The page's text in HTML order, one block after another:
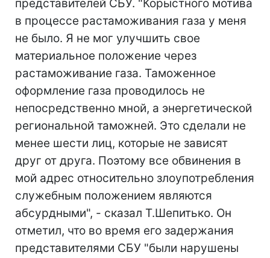
представителей СБУ. "Корыстного мотива
в процессе растаможивания газа у меня
не было. Я не мог улучшить свое
материальное положение через
растаможивание газа. Таможенное
оформление газа проводилось не
непосредственно мной, а энергетической
региональной таможней. Это сделали не
менее шести лиц, которые не зависят
друг от друга. Поэтому все обвинения в
мой адрес относительно злоупотребления
служебным положением являются
абсурдными", - сказал Т.Шепитько. Он
отметил, что во время его задержания
представителями СБУ "были нарушены